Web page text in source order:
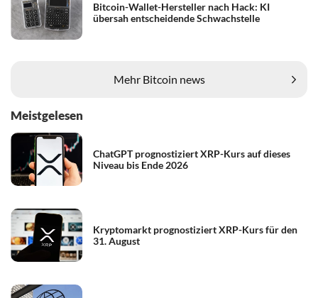
Bitcoin-Wallet-Hersteller nach Hack: KI
übersah entscheidende Schwachstelle
Mehr Bitcoin news
Meistgelesen
ChatGPT prognostiziert XRP-Kurs auf dieses
Niveau bis Ende 2026
Kryptomarkt prognostiziert XRP-Kurs für den
31. August